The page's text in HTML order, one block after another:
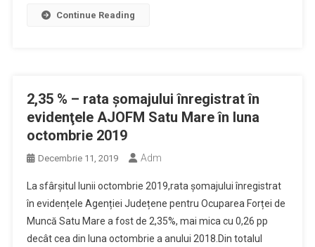
Continue Reading
2,35 % – rata şomajului înregistrat în
evidenţele AJOFM Satu Mare în luna
octombrie 2019
Decembrie 11, 2019 Adm
La sfârșitul lunii octombrie 2019,rata șomajului înregistrat
în evidențele Agenției Județene pentru Ocuparea Forței de
Muncă Satu Mare a fost de 2,35%, mai mica cu 0,26 pp
decât cea din luna octombrie a anului 2018.Din totalul